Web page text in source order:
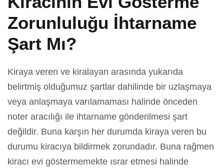
Zorunluluğu İhtarname
Şart Mı?
Kiraya veren ve kiralayan arasında yukarıda
belirtmiş olduğumuz şartlar dahilinde bir uzlaşmaya
veya anlaşmaya varılamaması halinde önceden
noter aracılığı ile ihtarname gönderilmesi şart
değildir. Buna karşın her durumda kiraya veren bu
durumu kiracıya bildirmek zorundadır. Buna rağmen
kiracı evi göstermemekte ısrar etmesi halinde